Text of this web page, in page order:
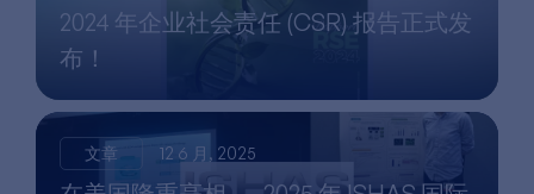
2024 年企业社会责任 (CSR) 报告正式发
布！
文章 12 6 月, 2025